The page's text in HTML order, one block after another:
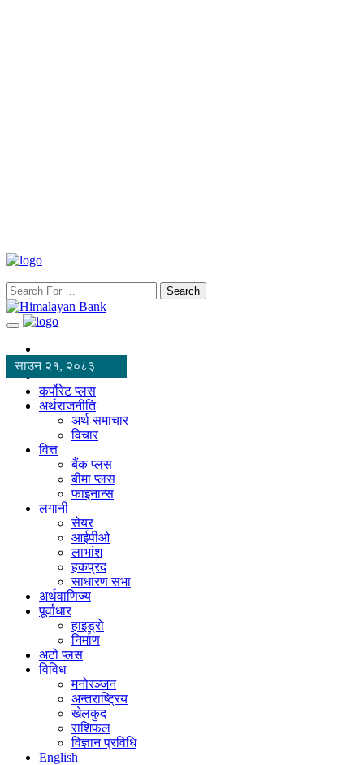
Search
साउन २१, २०८३
कर्पोरेट प्लस
अर्थराजनीति
अर्थ समाचार
विचार
वित्त
बैंक प्लस
बीमा प्लस
फाइनान्स
लगानी
सेयर
आईपीओ
लाभांश
हकप्रद
साधारण सभा
अर्थवाणिज्य
पूर्वाधार
हाइड्राे
निर्माण
अटो प्लस
विविध
मनोरञ्जन
अन्तराष्ट्रिय
खेलकुद
राशिफल
विज्ञान प्रविधि
English